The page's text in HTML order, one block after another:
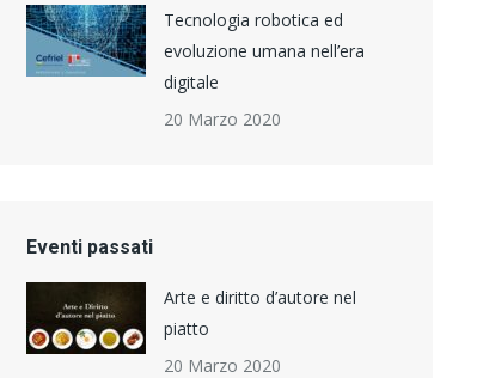
Tecnologia robotica ed
evoluzione umana nell’era
digitale
20 Marzo 2020
Eventi passati
Arte e diritto d’autore nel
piatto
20 Marzo 2020